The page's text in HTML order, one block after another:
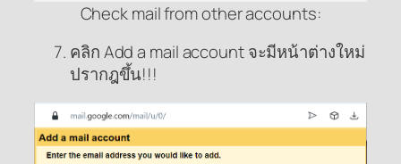
Check mail from other accounts:
คลิก Add a mail account จะมีหน้าต่างใหม่
ปรากฎขึ้น!!!